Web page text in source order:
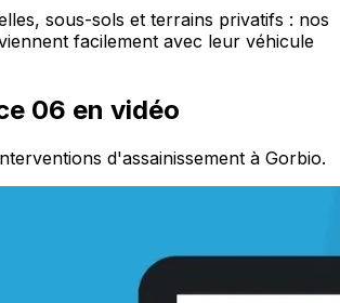
sous-sols et terrains privatifs : nos
facilement avec leur véhicule
06 en vidéo
d'assainissement à Gorbio.